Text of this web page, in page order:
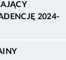
2024-